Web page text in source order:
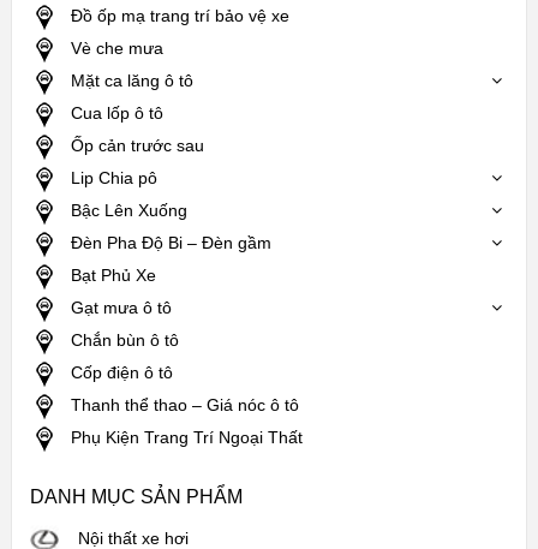
Đồ ốp mạ trang trí bảo vệ xe
Vè che mưa
Mặt ca lăng ô tô
Cua lốp ô tô
Ốp cản trước sau
Lip Chia pô
Bậc Lên Xuống
Đèn Pha Độ Bi – Đèn gầm
Bạt Phủ Xe
Gạt mưa ô tô
Chắn bùn ô tô
Cốp điện ô tô
Thanh thể thao – Giá nóc ô tô
Phụ Kiện Trang Trí Ngoại Thất
DANH MỤC SẢN PHẨM
Nội thất xe hơi